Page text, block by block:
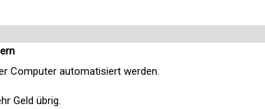
Computer automatisiert werden.
Geld übrig.